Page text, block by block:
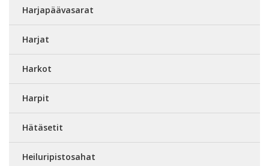
Harjapäävasarat
Harjat
Harkot
Harpit
Hätäsetit
Heiluripistosahat